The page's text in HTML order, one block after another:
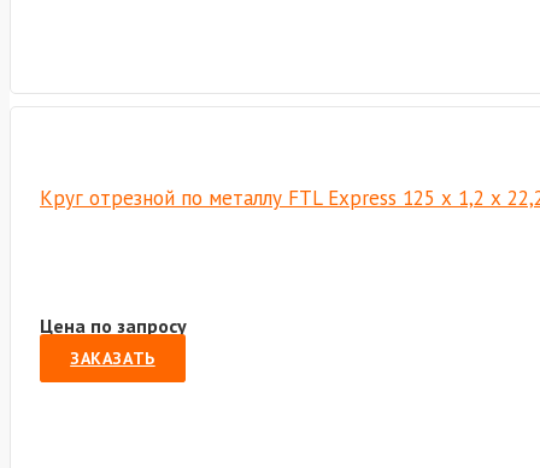
Круг отрезной по металлу FTL Express 125 х 1,2 х
Цена по запросу
ЗАКАЗАТЬ